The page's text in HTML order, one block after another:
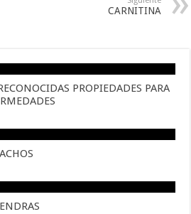
CARNITINA
PROPIEDADES PARA